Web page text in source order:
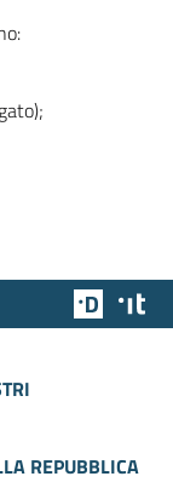
Team
REPUBBLICA